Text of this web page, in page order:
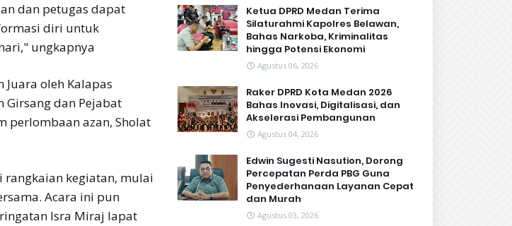
dan petugas dapat
diri untuk
ungkapnya
oleh Kalapas
Girsang dan Pejabat
perlombaan azan, Sholat
rangkaian kegiatan, mulai
Acara ini pun
Isra Miraj lapat
Ketua DPRD Medan Terima
Silaturahmi Kapolres Belawan,
Bahas Narkoba, Kriminalitas
hingga Potensi Ekonomi
Agustus 06, 2026
Raker DPRD Kota Medan 2026
Bahas Inovasi, Digitalisasi, dan
Akselerasi Pembangunan
Agustus 04, 2026
Edwin Sugesti Nasution, Dorong
Percepatan Perda PBG Guna
Penyederhanaan Layanan Cepat
dan Murah
Agustus 03, 2026